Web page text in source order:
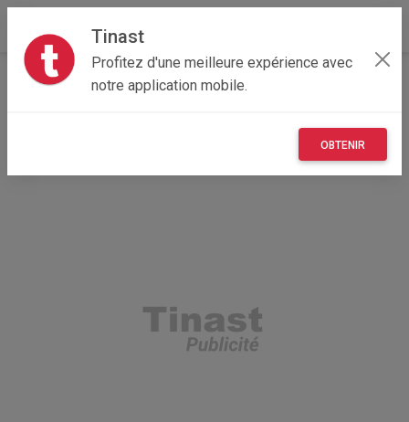
Tinast
Profitez d'une meilleure expérience avec
notre application mobile.
OBTENIR
Accueil Recherche Professionnel